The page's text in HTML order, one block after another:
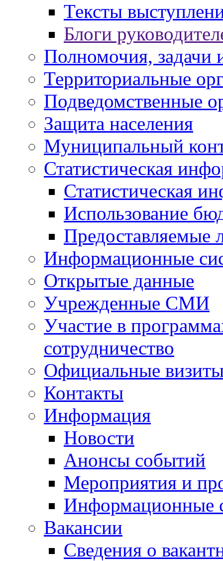
Тексты
Блоги
Полномочия, задачи
Территориальные
Подведомственные
Защита населения
Муниципальный
Статистическая
Статистическая
Использование
Предоставляемые
Информационные
Открытые данные
Учрежденные СМИ
Участие в
сотрудничество
Официальные
Контакты
Информация
Новости
Анонсы событий
Мероприятия и
Информационные
Вакансии
Сведения о